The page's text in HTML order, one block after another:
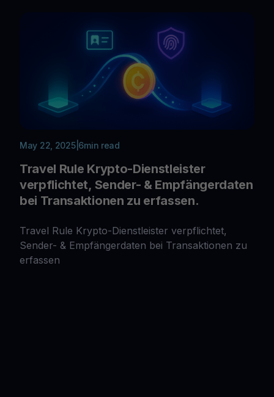
May 22, 2025| 6min read
Travel Rule Krypto-Dienstleister
verpflichtet, Sender- & Empfängerdaten
bei Transaktionen zu erfassen.
Travel Rule Krypto-Dienstleister verpflichtet,
Sender- & Empfängerdaten bei Transaktionen zu
erfassen